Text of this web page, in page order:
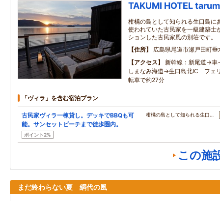
TAKUMI HOTEL
柑橘の島として知られる生口島に
使われていた古民家を一級建築士
ションした古民家風の別荘です。
住所
広島県尾道市瀬戸田町
アクセス
新幹線：新尾道→
しまなみ海道→生口島北IC フェ
転車で約27分
「ヴィラ」を含む宿泊プラン
古民家ヴィラ一棟貸し。デッキでBBQも可
能。サンセットビーチまで徒歩圏内。
ポイント2%
柑橘の島として知られる生口…
この施
まだ終わらない夏 網代の風